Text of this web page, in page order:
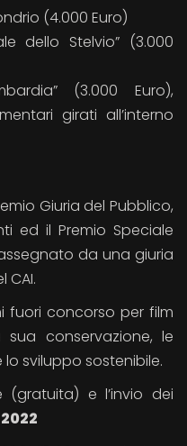
(4.000 Euro)
dello Stelvio” (3.000
(3.000 Euro),
girati all’interno
Giuria del Pubblico,
ed il Premio Speciale
assegnato da una giuria
CAI.
fuori concorso per film
conservazione, le
sviluppo sostenibile.
(gratuita) e l’invio dei